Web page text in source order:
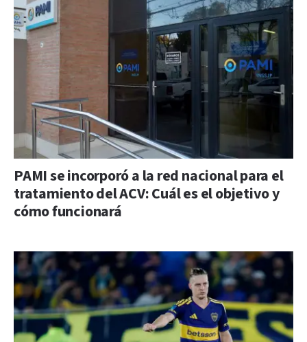
PAMI se incorporó a la red nacional para el
tratamiento del ACV: Cuál es el objetivo y
cómo funcionará